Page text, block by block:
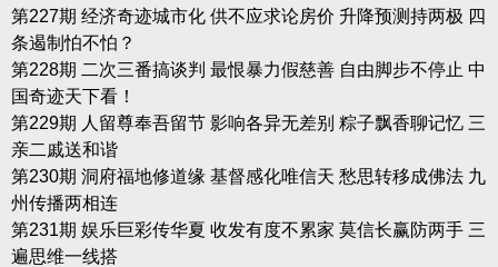
第227期 经济奇迹城市化 供不应求论房价 升降预测持两极 四
条遏制怕不怕？
第228期 二次三番搞谈判 最恨暴力假慈善 自由脚步不停止 中
国奇迹天下看！
第229期 人留尊奉吾留节 影响各异无差别 粽子飘香聊记忆 三
亲二戚送和谐
第230期 洞府福地修道缘 基督感化唯信天 愁思转移成佛法 九
州传播两相连
第231期 娱乐巨彩传华夏 收发有度不累家 莫信长赢防两手 三
遍思维一线搭